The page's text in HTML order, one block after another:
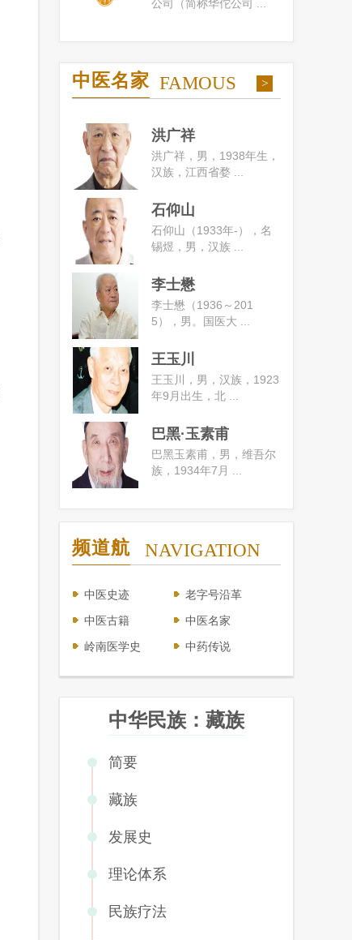
公司（简称华佗公司 ...
中医名家 FAMOUS >
洪广祥
洪广祥，男，1938年生，
汉族，江西省婺 ...
石仰山
石仰山（1933年-），名
锡煜，男，汉族 ...
李士懋
李士懋（1936～201
5），男。国医大 ...
王玉川
王玉川，男，汉族，1923
年9月出生，北 ...
巴黑·玉素甫
巴黑玉素甫，男，维吾尔
族，1934年7月 ...
频道航 NAVIGATION
中医史迹
老字号沿革
中医古籍
中医名家
岭南医学史
中药传说
中华民族：藏族
简要
藏族
发展史
理论体系
民族疗法